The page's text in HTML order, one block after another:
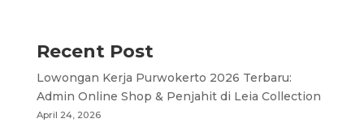
Recent Post
Lowongan Kerja Purwokerto 2026 Terbaru:
Admin Online Shop & Penjahit di Leia Collection
April 24, 2026